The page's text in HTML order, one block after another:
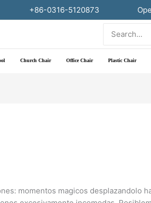
+86-0316-5120873
for:
Church Chair Office Chair Plastic Chair
momentos magicos desplazandolo